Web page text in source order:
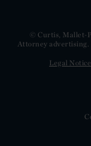
© Curtis, Mallet-
Attorney advertising.
Legal